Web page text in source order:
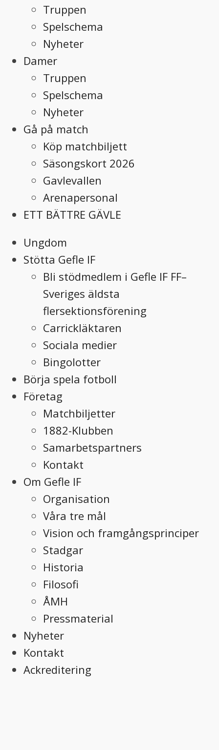
Truppen
Spelschema
Nyheter
Damer
Truppen
Spelschema
Nyheter
Gå på match
Köp matchbiljett
Säsongskort 2026
Gavlevallen
Arenapersonal
ETT BÄTTRE GÄVLE
Ungdom
Stötta Gefle IF
Bli stödmedlem i Gefle IF FF–
Sveriges äldsta
flersektionsförening
Carrickläktaren
Sociala medier
Bingolotter
Börja spela fotboll
Företag
Matchbiljetter
1882-Klubben
Samarbetspartners
Kontakt
Om Gefle IF
Organisation
Våra tre mål
Vision och framgångsprinciper
Stadgar
Historia
Filosofi
ÅMH
Pressmaterial
Nyheter
Kontakt
Ackreditering